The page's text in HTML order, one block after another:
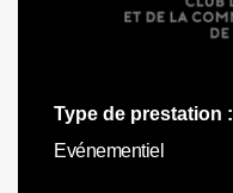
Type de prestation :
Evénementiel